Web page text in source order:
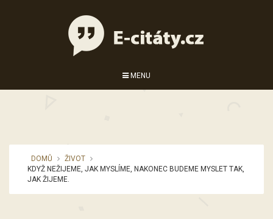
MENU
DOMŮ
ŽIVOT
KDYŽ NEŽIJEME, JAK MYSLÍME, NAKONEC BUDEME MYSLET TAK,
JAK ŽIJEME.